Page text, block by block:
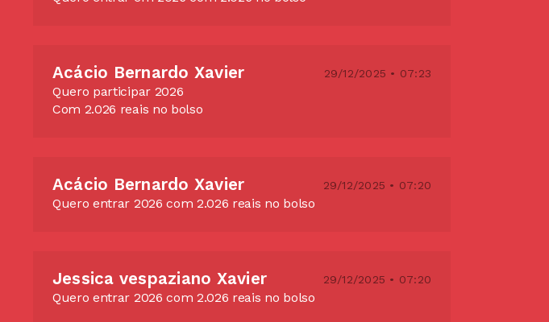
Acácio Bernardo Xavier 29/12/2025 • 07:23
Quero participar 2026
Com 2.026 reais no bolso
Acácio Bernardo Xavier 29/12/2025 • 07:20
Quero entrar 2026 com 2.026 reais no bolso
Jessica vespaziano Xavier 29/12/2025 • 07:20
Quero entrar 2026 com 2.026 reais no bolso